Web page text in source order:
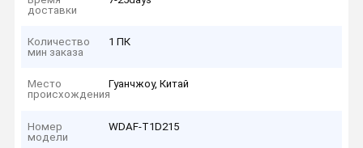
доставки
Количество
мин заказа
1 ПК
Место
происхождения
Гуанчжоу, Китай
Номер
модели
WDAF-T1D215